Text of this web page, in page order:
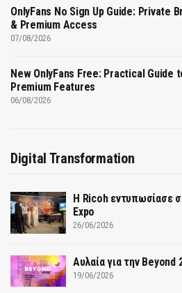
OnlyFans No Sign Up Guide: Private
& Premium Access
07/08/2026
New OnlyFans Free: Practical
Premium Features
06/08/2026
Digital Transformation
Η Ricoh εντυπωσίασε
Expo
26/06/2026
Αυλαία για την Beyond
19/06/2026